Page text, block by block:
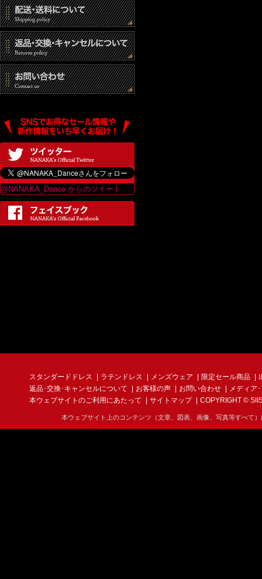
@NANAKA_Dance からのツイート
スタンダードドレス ラテンドレス メンズウェア 限定セール商品
返品･交換･キャンセルについて
お客様の声 お問い合わせ
メディア
本ウェブサイトのご利用にあたって
サイトマップ COPYRIGHT ©
本ウェブサイト上のコンテンツ（文章、図表、画像、写真等すべて